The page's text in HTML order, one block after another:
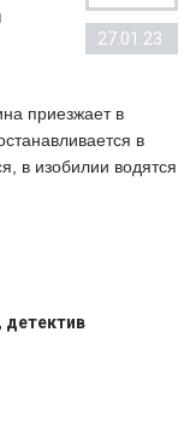
27.01.23
приезжает в
в
в изобилии водятся